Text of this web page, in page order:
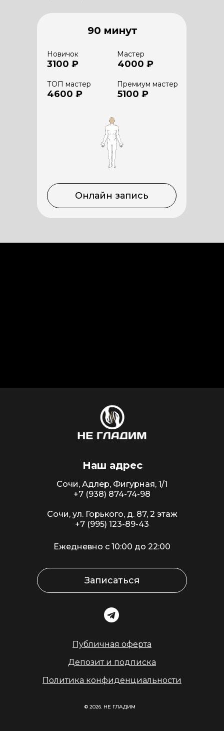
Онлайн запись
90 минут
4000 ₽
Новичок Мастер
3100 ₽
5100 ₽
ТОП мастер Премиум мастер
4600 ₽
Сочи, Адлер, Фигурная, 1/1
+7 (938) 874-74-98
Сочи, ул. Горького, д. 87, 2 этаж
+7 (995) 123-89-43
Публичная оферта
Депозит и подписка
Политика конфиденциальности
Наш адрес
Ежедневно с 10:00 до 22:00
© 2026. НЕ ГЛАДИМ
Записаться